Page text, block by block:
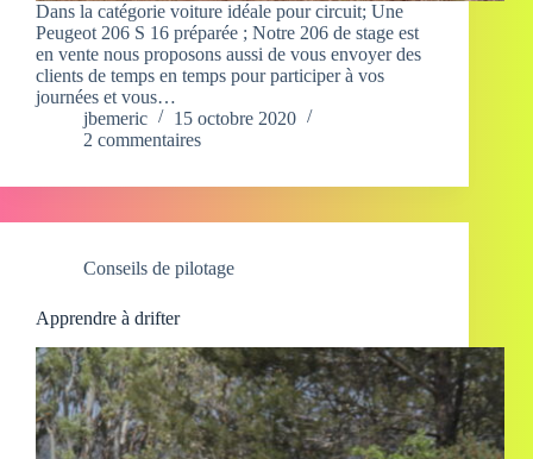
Dans la catégorie voiture idéale pour circuit; Une
Peugeot 206 S 16 préparée ; Notre 206 de stage est
en vente nous proposons aussi de vous envoyer des
clients de temps en temps pour participer à vos
journées et vous…
jbemeric
15 octobre 2020
2 commentaires
Conseils de pilotage
Apprendre à drifter